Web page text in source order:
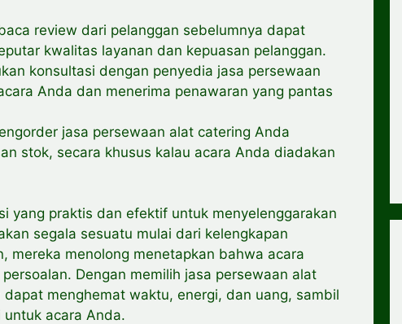
review dari pelanggan sebelumnya dapat
kwalitas layanan dan kepuasan pelanggan.
konsultasi dengan penyedia jasa persewaan
Anda dan menerima penawaran yang pantas
jasa persewaan alat catering Anda
stok, secara khusus kalau acara Anda diadakan
yang praktis dan efektif untuk menyelenggarakan
segala sesuatu mulai dari kelengkapan
mereka menolong menetapkan bahwa acara
Dengan memilih jasa persewaan alat
menghemat waktu, energi, dan uang, sambil
acara Anda.